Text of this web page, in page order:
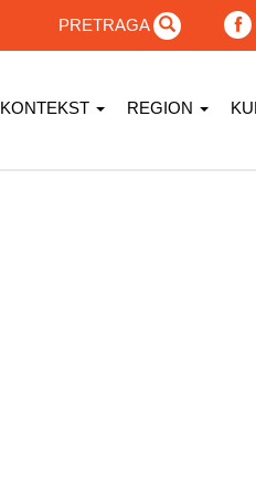
PRETRAGA
KONTEKST REGION